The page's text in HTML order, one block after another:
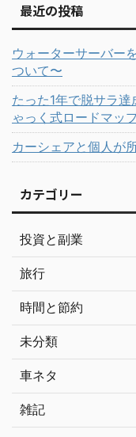
最近の投稿
ウォーターサーバー
ついて〜
たった1年で脱サラ
ゃっく式ロードマッ
カーシェアと個人が
カテゴリー
投資と副業
旅行
時間と節約
未分類
車ネタ
雑記